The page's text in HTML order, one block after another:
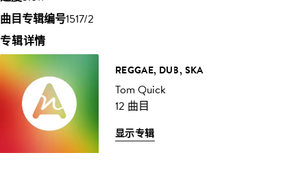
曲目专辑编号1517/2
专辑详情
REGGAE, DUB, SKA
Tom Quick
12 曲目
显示专辑